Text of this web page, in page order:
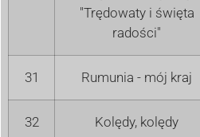
"Trędowaty i święta
radości"
31 Rumunia - mój kraj
32 Kolędy, kolędy